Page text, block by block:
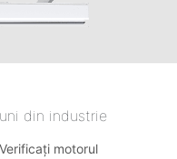
din industrie
motorul